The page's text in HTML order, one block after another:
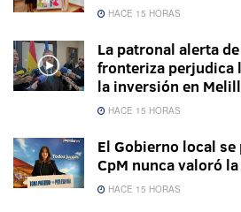
HACE 15 HORAS
La patronal alerta
fronteriza perjudica
la inversión en
HACE 15 HORAS
El Gobierno local
CpM nunca valoró
HACE 15 HORAS